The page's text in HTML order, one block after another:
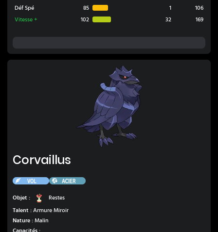
Déf Spé 85 1
106
Vitesse + 102 32 169
Corvaillus
Vol Acier
Objet : Restes
Talent : Armure Miroir
Nature : Malin
Capacités :